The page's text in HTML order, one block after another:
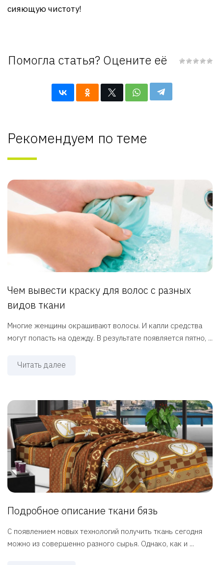
сияющую чистоту!
Помогла статья? Оцените её
Рекомендуем по теме
Чем вывести краску для волос с разных
видов ткани
Многие женщины окрашивают волосы. И капли средства
могут попасть на одежду. В результате появляется пятно, ...
Читать далее
Подробное описание ткани бязь
С появлением новых технологий получить ткань сегодня
можно из совершенно разного сырья. Однако, как и ...